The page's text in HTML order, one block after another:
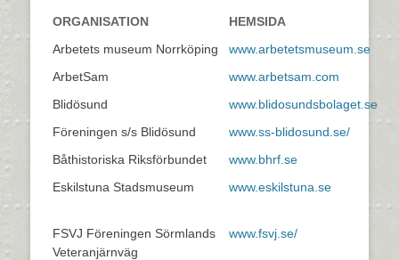
ORGANISATION
HEMSIDA
Arbetets museum Norrköping
www.arbetetsmuseum.se
ArbetSam
www.arbetsam.com
Blidösund
www.blidosundsbolaget.se
Föreningen s/s Blidösund
www.ss-blidosund.se/
Båthistoriska Riksförbundet
www.bhrf.se
Eskilstuna Stadsmuseum
www.eskilstuna.se
FSVJ Föreningen Sörmlands
Veteranjärnväg
www.fsvj.se/